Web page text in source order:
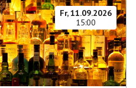
Fr, 11.09.2026
15:00